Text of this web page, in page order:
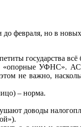
февраля, но в
государства всё
УФНС».
не важно,
– норма.
доводы